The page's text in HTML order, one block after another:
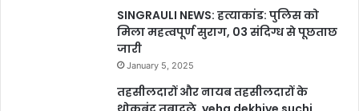
SINGRAULI NEWS: हत्याकांड: पुलिस को
मिला महत्वपूर्ण सुराग, 03 संदिग्ध से पूछताछ
जारी
January 5, 2025
तहसीलदारों और नायब तहसीलदारों के